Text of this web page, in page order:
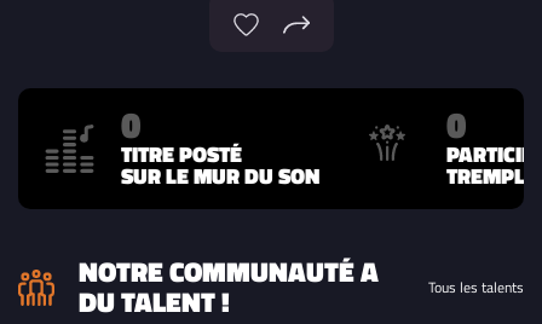
0
TITRE POSTÉ
SUR LE MUR DU SON
0
NOTRE COMMUNAUTÉ A
DU TALENT ! Tous les talents